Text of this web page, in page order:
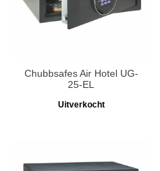
Chubbsafes Air Hotel UG-
25-EL
Uitverkocht